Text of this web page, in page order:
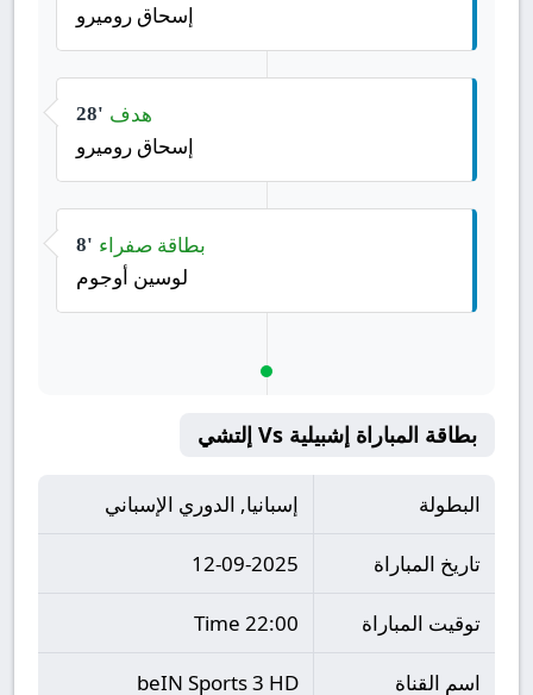
إسحاق روميرو
28' هدف
إسحاق روميرو
8' بطاقة صفراء
لوسين أوجوم
بطاقة المباراة إشبيلية Vs إلتشي
البطولة إسبانيا, الدوري الإسباني
تاريخ المباراة 12-09-2025
توقيت المباراة 22:00 Time
اسم القناة beIN Sports 3 HD